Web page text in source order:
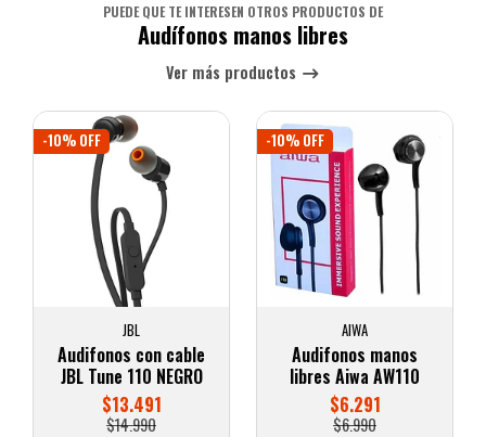
PUEDE QUE TE INTERESEN OTROS PRODUCTOS DE
Audífonos manos libres
Ver más productos
-10% OFF
JBL
Audifonos con cable
JBL Tune 110 NEGRO
$13.491
$14.990
-10% OFF
AIWA
Audifonos manos
libres Aiwa AW110
$6.291
$6.990